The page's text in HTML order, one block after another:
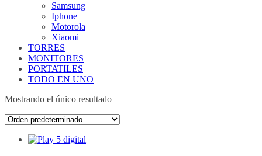
Samsung
Iphone
Motorola
Xiaomi
TORRES
MONITORES
PORTATILES
TODO EN UNO
Mostrando el único resultado